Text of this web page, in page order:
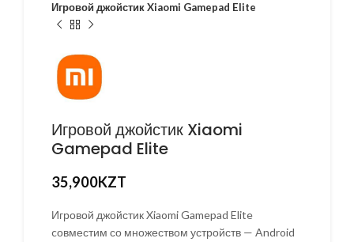
Игровой джойстик Xiaomi Gamepad Elite
Игровой джойстик Xiaomi
Gamepad Elite
35,900KZT
Игровой джойстик Xiaomi Gamepad Elite
cовместим со множеством устройств — Android